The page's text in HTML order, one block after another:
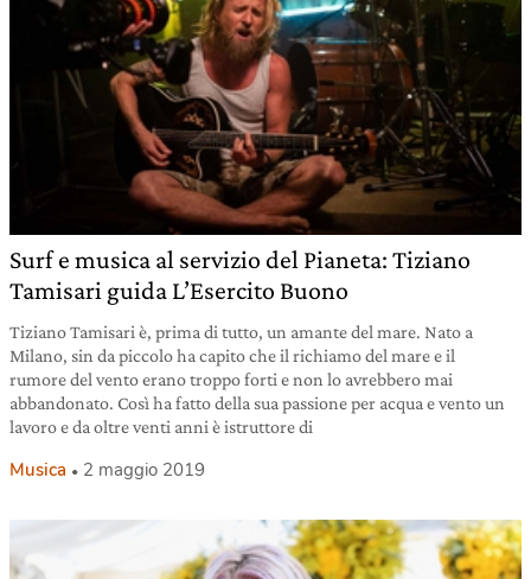
Surf e musica al servizio del Pianeta: Tiziano
Tamisari guida L’Esercito Buono
Tiziano Tamisari è, prima di tutto, un amante del mare. Nato a
Milano, sin da piccolo ha capito che il richiamo del mare e il
rumore del vento erano troppo forti e non lo avrebbero mai
abbandonato. Così ha fatto della sua passione per acqua e vento un
lavoro e da oltre venti anni è istruttore di
Musica 2 maggio 2019